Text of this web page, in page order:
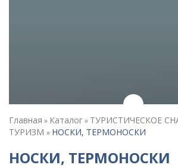
Главная » Каталог» ТУРИСТИЧЕСКОЕ
ТУРИЗМ » НОСКИ, ТЕРМОНОСКИ
НОСКИ, ТЕРМОНОСКИ